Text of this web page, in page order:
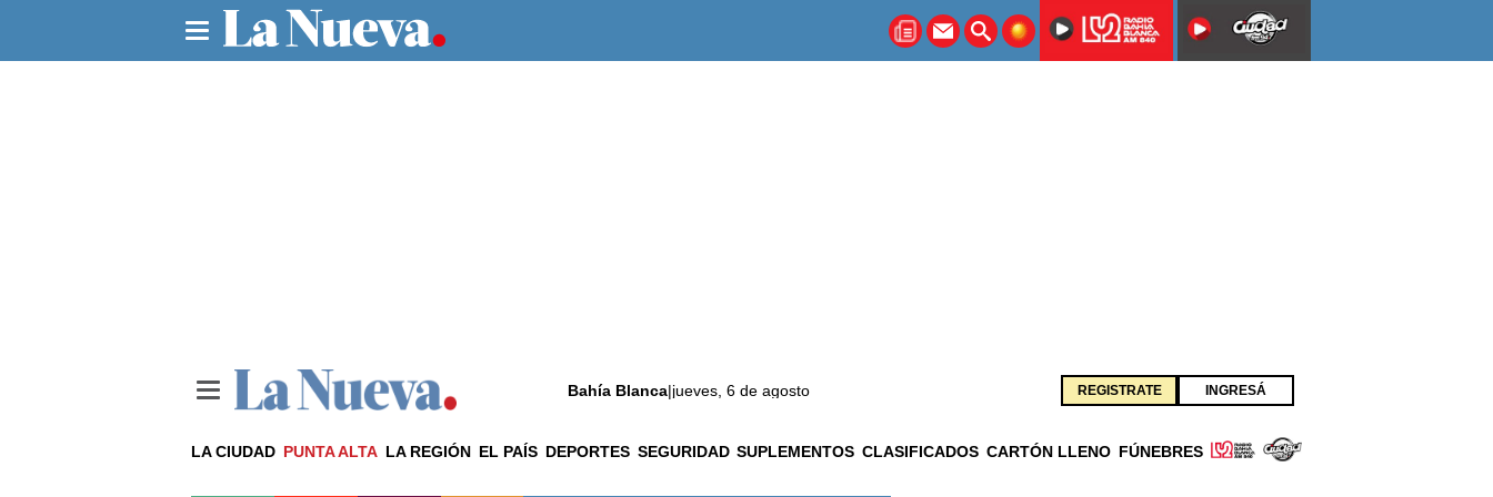
Bahía Blanca|jueves, 6 de agosto REGISTRATE INGRESÁ
LA CIUDAD PUNTA ALTA LA REGIÓN EL PAÍS DEPORTES SEGURIDAD SUPLEMENTOS CLASIFICADOS CARTÓN LLENO FÚNEBRES